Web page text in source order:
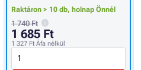
Raktáron > 10 db, holnap Önnél
1 740 Ft
1 685 Ft
1 327 Ft Áfa nélkül